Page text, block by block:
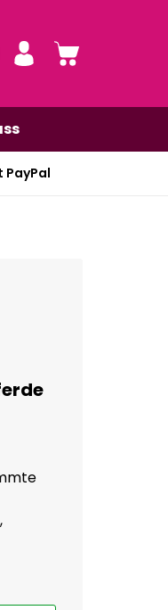
PayPal